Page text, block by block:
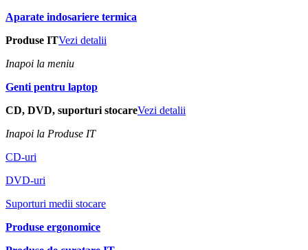
Aparate indosariere termica
Produse ITVezi detalii
Inapoi la meniu
Genti pentru laptop
CD, DVD, suporturi stocareVezi detalii
Inapoi la Produse IT
CD-uri
DVD-uri
Suporturi medii stocare
Produse ergonomice